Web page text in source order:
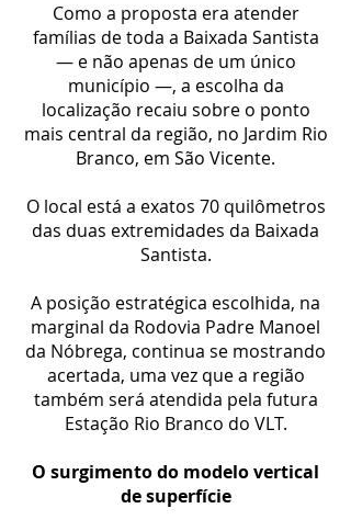
Como a proposta era atender
famílias de toda a Baixada Santista
— e não apenas de um único
município —, a escolha da
localização recaiu sobre o ponto
mais central da região, no Jardim Rio
Branco, em São Vicente.
O local está a exatos 70 quilômetros
das duas extremidades da Baixada
Santista.
A posição estratégica escolhida, na
marginal da Rodovia Padre Manoel
da Nóbrega, continua se mostrando
acertada, uma vez que a região
também será atendida pela futura
Estação Rio Branco do VLT.
O surgimento do modelo vertical
de superfície